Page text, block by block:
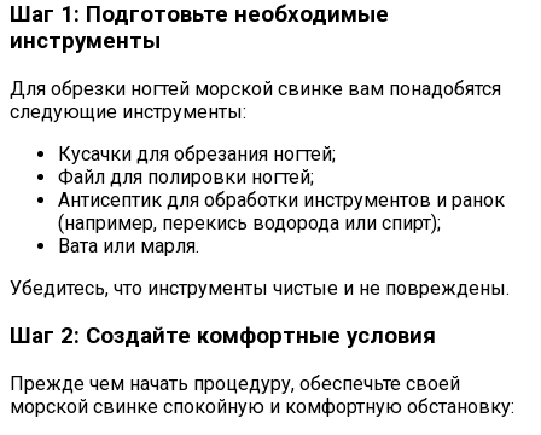
Шаг 1: Подготовьте необходимые
инструменты
Для обрезки ногтей морской свинке вам понадобятся
следующие инструменты:
Кусачки для обрезания ногтей;
Файл для полировки ногтей;
Антисептик для обработки инструментов и ранок
(например, перекись водорода или спирт);
Вата или марля.
Убедитесь, что инструменты чистые и не повреждены.
Шаг 2: Создайте комфортные условия
Прежде чем начать процедуру, обеспечьте своей
морской свинке спокойную и комфортную обстановку: